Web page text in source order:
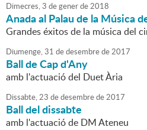
Dimecres,3 degenerde2018
Anada al Palau de la Música
Grandes éxitos de la música del
Diumenge,31 dedesembrede2017
Ball de Cap d'Any
amb l'actuació del Duet Ària
Dissabte,23 dedesembrede2017
Ball del dissabte
amb l'actuació de DM Ateneu